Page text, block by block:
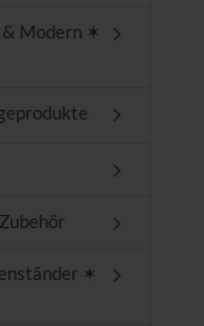
& Modern ✶
✶